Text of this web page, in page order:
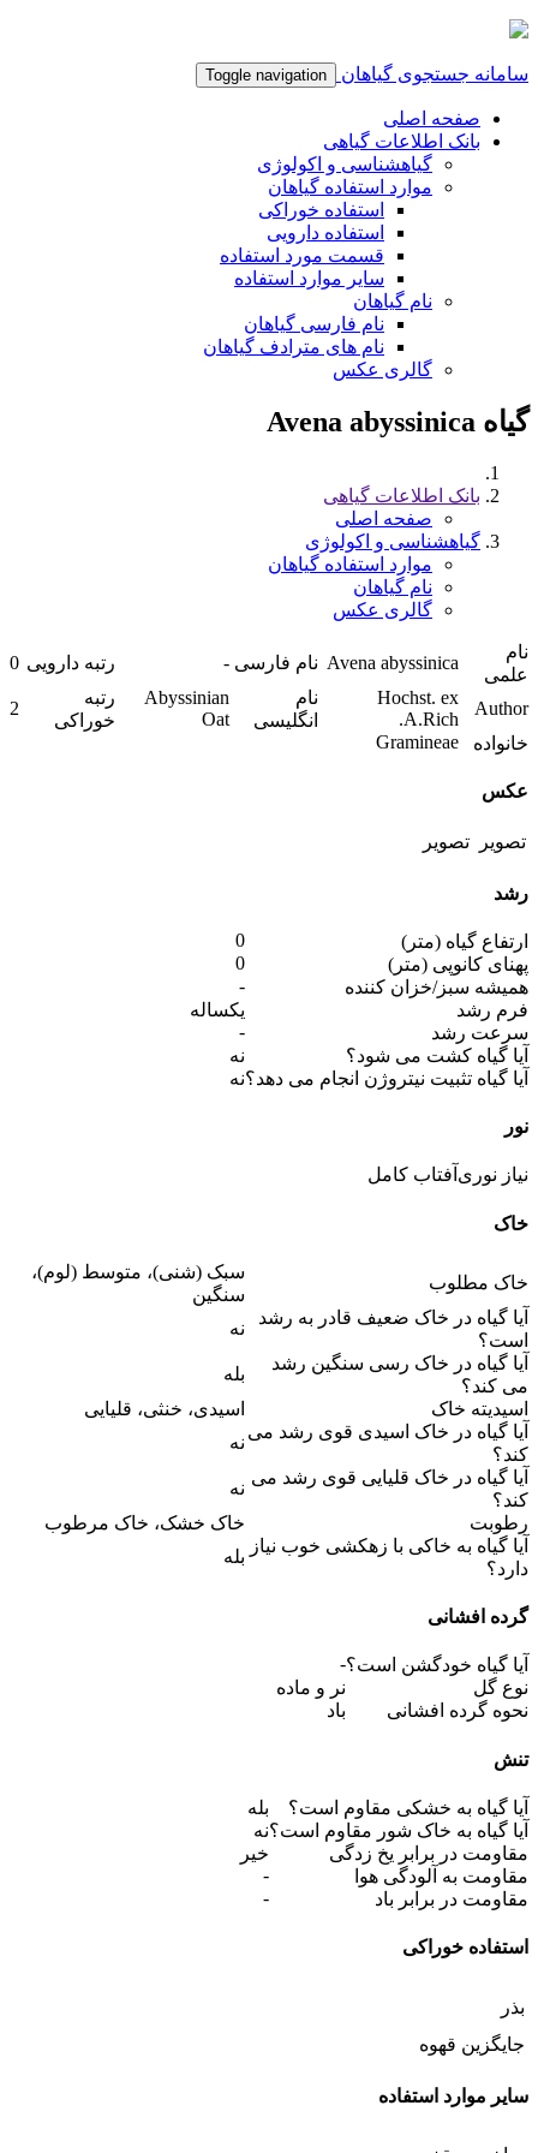
سامانه جستجوی گیاهان Toggle navigation
صفحه اصلی
بانک اطلاعات گیاهی
گیاهشناسی و اکولوژی
موارد استفاده گیاهان
استفاده خوراکی
استفاده دارویی
قسمت مورد استفاده
سایر موارد استفاده
نام گیاهان
نام فارسی گیاهان
نام های مترادف گیاهان
گالری عکس
گیاه Avena abyssinica
بانک اطلاعات گیاهی
صفحه اصلی
گیاهشناسی و اکولوژی
موارد استفاده گیاهان
نام گیاهان
گالری عکس
نام
علمی
Avena abyssinica نام فارسی - رتبه دارویی 0
Author
Hochst. ex
A.Rich.
نام
انگلیسی
Abyssinian
Oat
رتبه
خوراکی
2
خانواده
Gramineae
عکس
رشد
ارتفاع گیاه (متر)
0
پهنای کانوپی (متر)
0
همیشه سبز/خزان کننده
-
فرم رشد
یکساله
سرعت رشد
-
آیا گیاه کشت می شود؟
نه
آیا گیاه تثبیت نیتروژن انجام می دهد؟نه
نور
نیاز نوری آفتاب کامل
خاک
خاک مطلوب
سبک (شنی)، متوسط (لوم)،
سنگین
آیا گیاه در خاک ضعیف قادر به رشد
است؟
نه
آیا گیاه در خاک رسی سنگین رشد
می کند؟
بله
اسیدیته خاک
اسیدی، خنثی، قلیایی
آیا گیاه در خاک اسیدی قوی رشد می
کند؟
نه
آیا گیاه در خاک قلیایی قوی رشد می
کند؟
نه
رطوبت
خاک خشک، خاک مرطوب
آیا گیاه به خاکی با زهکشی خوب نیاز
دارد؟
بله
گرده افشانی
آیا گیاه خودگشن است؟-
نوع گل
نر و ماده
نحوه گرده افشانی
باد
تنش
آیا گیاه به خشکی مقاوم است؟
بله
آیا گیاه به خاک شور مقاوم است؟نه
مقاومت در برابر یخ زدگی
خیر
مقاومت به آلودگی هوا
-
مقاومت در برابر باد
-
استفاده خوراکی
بذر
جایگزین قهوه
سایر موارد استفاده